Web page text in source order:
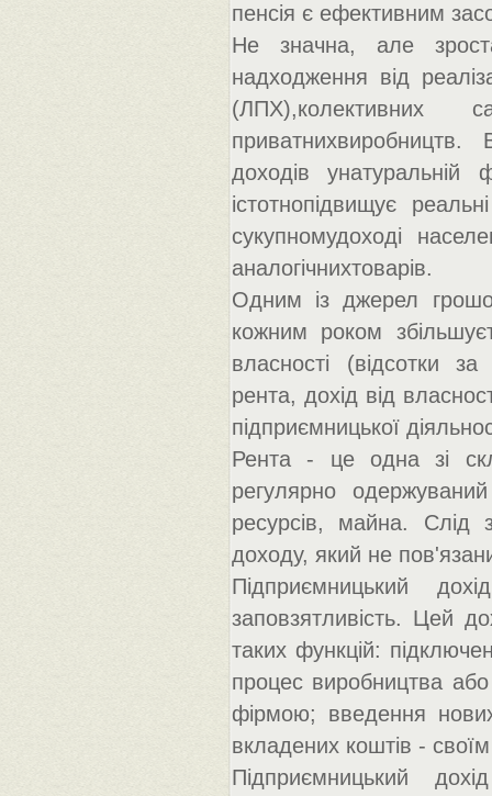
пенсія є ефективним
Не значна, але
надходження від
(ЛПХ),колективних
доходів
істотнопідвищує
сукупномудоході
аналогічнихтоварів.
Одним із джерел
кожним роком
власності (відсотки
рента, дохід від
підприємницької
Рента - це одна зі
регулярно
ресурсів, майна. Слід
доходу, який не
Підприємницький
заповзятливість. Цей
таких функцій:
процес виробництва
фірмою; введення
вкладених коштів -
Підприємницький